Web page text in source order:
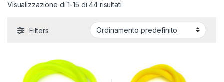
Visualizzazione di 1-15 di 44 risultati
Filters